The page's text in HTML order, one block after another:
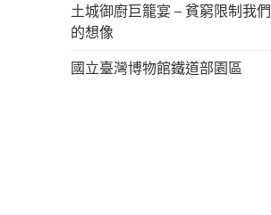
土城御廚巨籠宴 – 貧窮限制我們
的想像
國立臺灣博物館鐵道部園區